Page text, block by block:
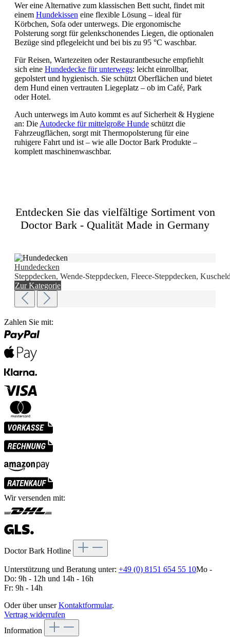
Wer eine Alternative zum klassischen Bett sucht, findet mit
einem Hundekissen eine flexible Lösung – ideal für
Körbchen, Sofa oder unterwegs. Die ergonomische
Polsterung sorgt für gelenkschonendes Liegen, die optionalen
Bezüge sind pflegeleicht und bei bis zu 95 °C waschbar.
Für Reisen, Wartezeiten oder Restaurantbesuche empfiehlt
sich eine Hundedecke für unterwegs: leicht einrollbar,
gepolstert und hygienisch. Sie schützt Oberflächen und bietet
dem Hund einen vertrauten Liegeplatz – ob im Café, Park
oder Hotel.
Auch unterwegs im Auto kommt es auf Sicherheit & Hygiene
an: Die Autodecke für mittelgroße Hunde schützt die
Fahrzeugflächen, sorgt mit Thermopolsterung für eine
ruhigere Fahrt und ist – wie alle Doctor Bark Produkte –
komplett maschinenwaschbar.
Entdecken Sie das vielfältige Sortiment von
Doctor Bark - Qualität Made in Germany
Hundedecken
Steppdecken, Wende-Steppdecken, Fleece-Steppdecken,
Zur Kategorie
Zahlen Sie mit:
Wir versenden mit:
Doctor Bark Hotline
Unterstützung und Beratung unter: +49 (0) 8151 654 55 10Mo -
Do: 9h - 12h und 14h - 16h
Fr: 9h - 14h
Oder über unserKontaktformular.
Vertrag widerrufen
Information